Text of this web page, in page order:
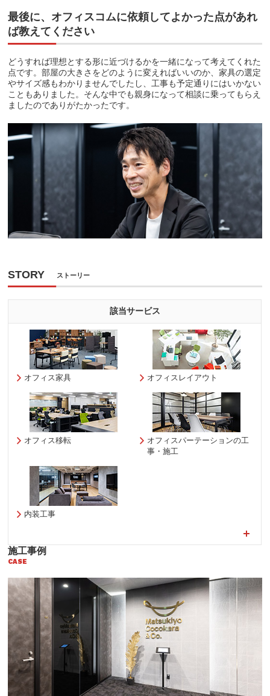
最後に、オフィスコムに依頼してよかった点があれ
ば教えてください
どうすれば理想とする形に近づけるかを一緒になって考えてくれた
点です。部屋の大きさをどのように変えればいいのか、家具の選定
やサイズ感もわかりませんでしたし、工事も予定通りにはいかない
こともありました。そんな中でも親身になって相談に乗ってもらえ
ましたのでありがたかったです。
STORY ストーリー
該当サービス
オフィス家具 オフィスレイアウト
オフィス移転
オフィスパーテーションの工
事・施工
内装工事
施工事例
CASE